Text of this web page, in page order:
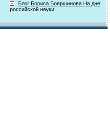
Блог Бориса Бояршинова На дне
российской науки